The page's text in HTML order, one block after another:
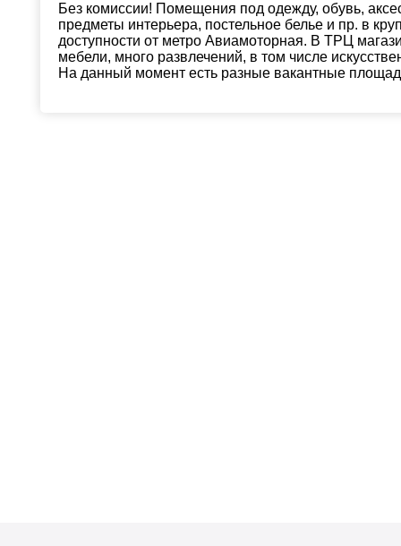
Без комиссии! Помещения под одежду, обувь,
предметы интерьера, постельное белье и пр. в
доступности от метро Авиамоторная. В ТРЦ
мебели, много развлечений, в том числе
На данный момент есть разные вакантные